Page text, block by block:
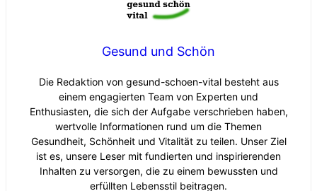
Gesund und Schön
Die Redaktion von gesund-schoen-vital besteht aus
einem engagierten Team von Experten und
Enthusiasten, die sich der Aufgabe verschrieben haben,
wertvolle Informationen rund um die Themen
Gesundheit, Schönheit und Vitalität zu teilen. Unser Ziel
ist es, unsere Leser mit fundierten und inspirierenden
Inhalten zu versorgen, die zu einem bewussten und
erfüllten Lebensstil beitragen.